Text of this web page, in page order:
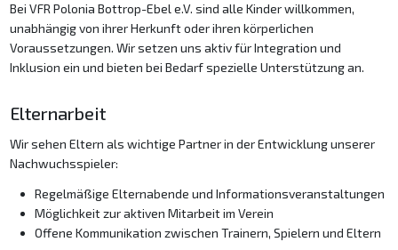
Bei VFR Polonia Bottrop-Ebel e.V. sind alle Kinder willkommen,
unabhängig von ihrer Herkunft oder ihren körperlichen
Voraussetzungen. Wir setzen uns aktiv für Integration und
Inklusion ein und bieten bei Bedarf spezielle Unterstützung an.
Elternarbeit
Wir sehen Eltern als wichtige Partner in der Entwicklung unserer
Nachwuchsspieler:
Regelmäßige Elternabende und Informationsveranstaltungen
Möglichkeit zur aktiven Mitarbeit im Verein
Offene Kommunikation zwischen Trainern, Spielern und Eltern